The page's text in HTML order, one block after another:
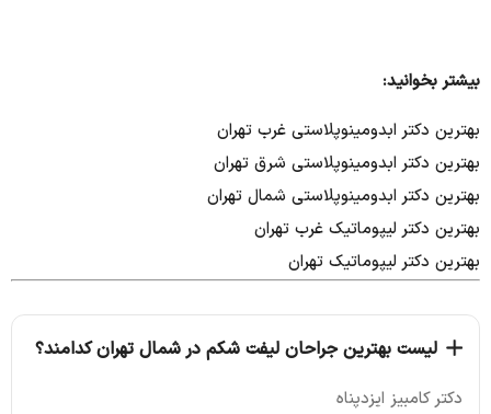
بیشتر بخوانید:
بهترین دکتر ابدومینوپلاستی غرب تهران
بهترین دکتر ابدومینوپلاستی شرق تهران
بهترین دکتر ابدومینوپلاستی شمال تهران
بهترین دکتر لیپوماتیک غرب تهران
بهترین دکتر لیپوماتیک تهران
لیست بهترین جراحان لیفت شکم در شمال تهران کدامند؟
دکتر کامبیز ایزدپناه